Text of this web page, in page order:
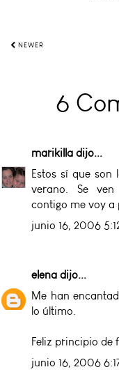
NEWER
6
marikilla dijo...
Estos sí que son
verano. Se ven
contigo me voy a
junio 16, 2006
elena dijo...
Me han
lo último.
Feliz principio de
junio 16, 2006